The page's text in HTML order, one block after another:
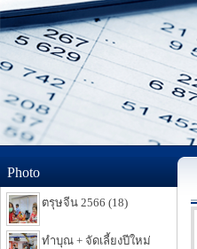
Photo
ตรุษจีน 2566 (18)
ทำบุณ + จัดเลี้ยงปีใหม่